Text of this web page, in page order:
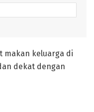
makan keluarga di
dekat dengan